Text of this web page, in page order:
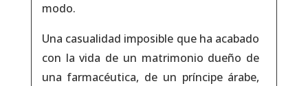
modo.
Una casualidad imposible que ha acabado
con la vida de un matrimonio dueño de
una farmacéutica, de un príncipe árabe,